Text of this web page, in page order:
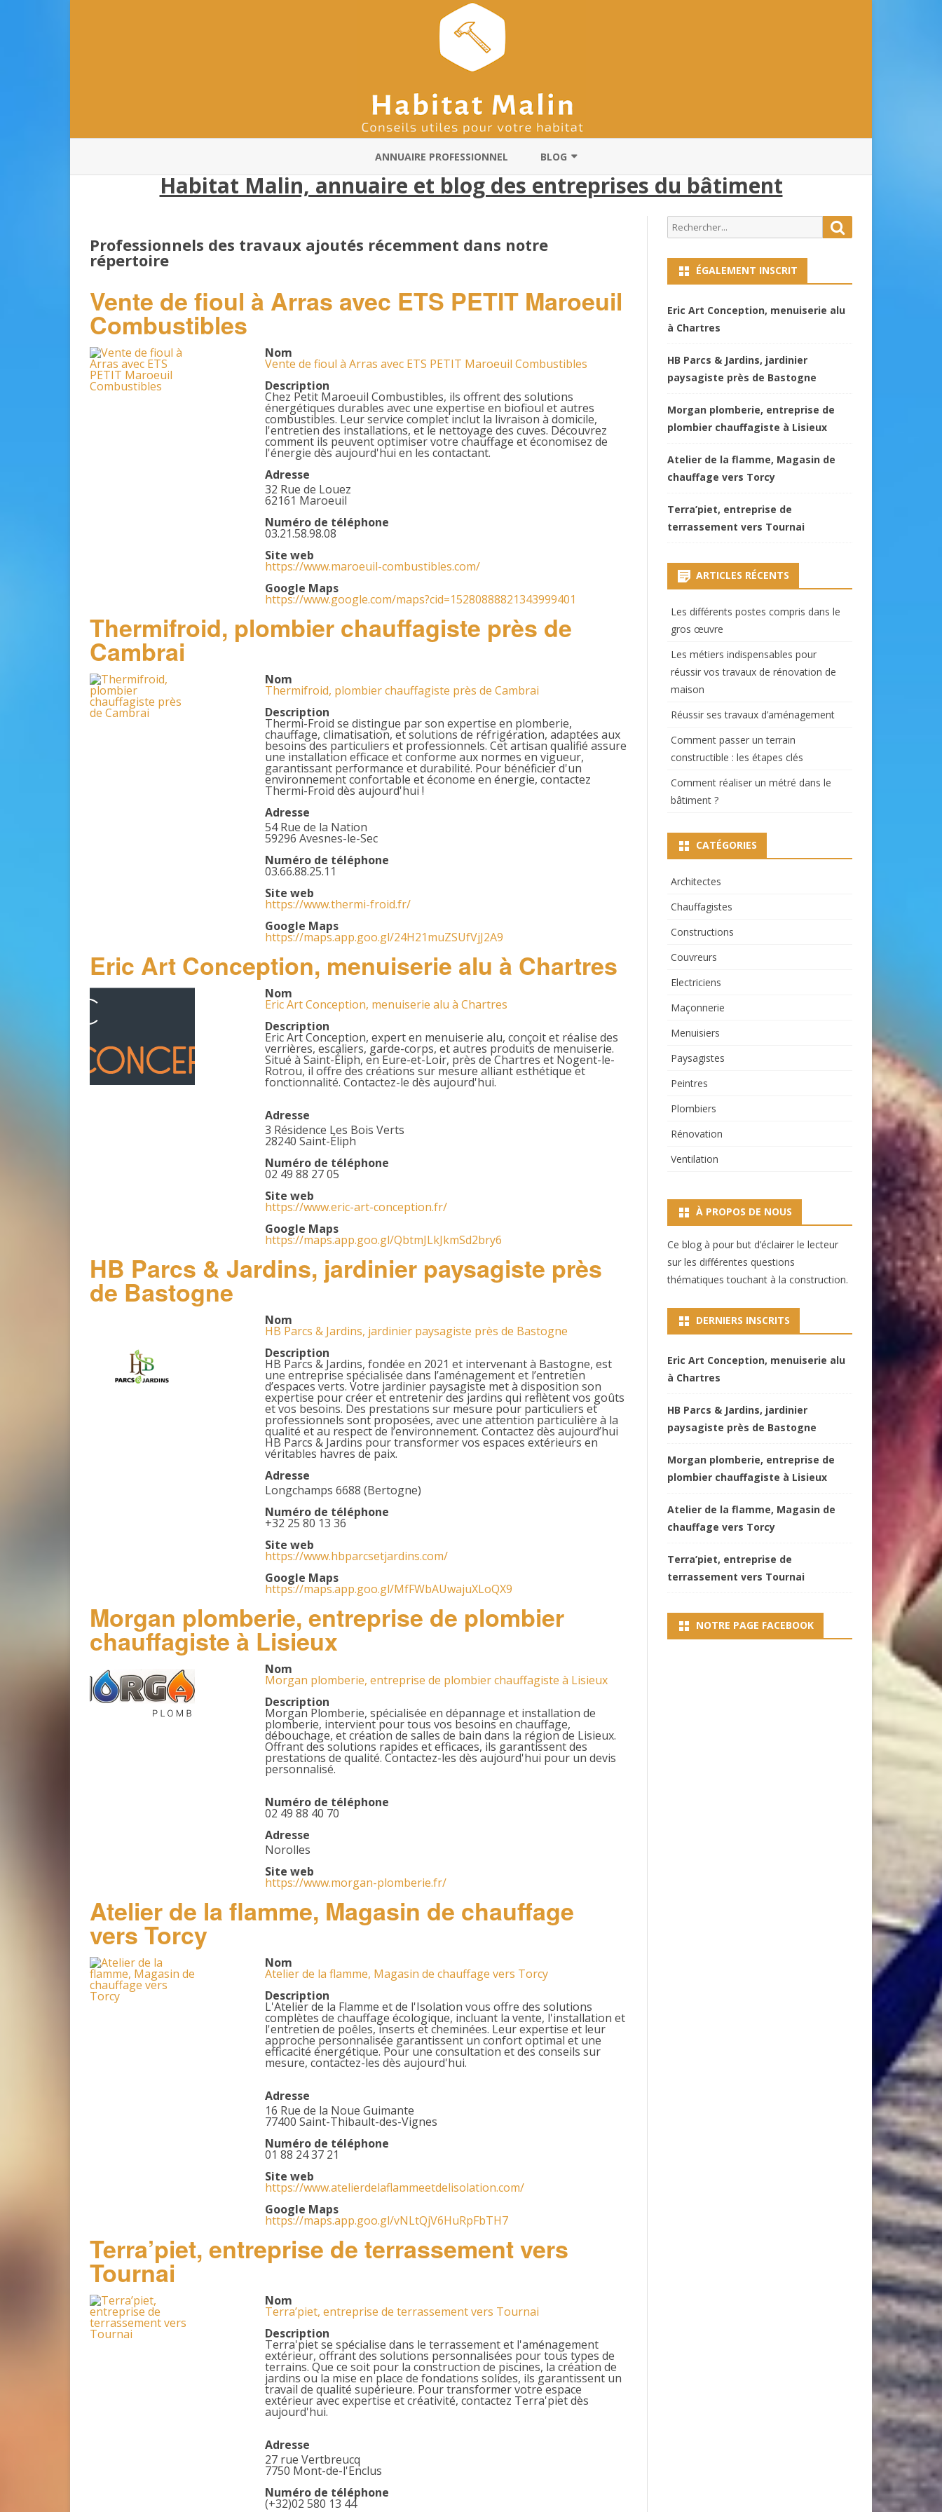
to
ANNUAIRE PROFESSIONNEL BLOG
ARCHITECTES
DÉMÉNAGEMENT
PLOMBIERS
PAYSAGISTES
MAÇONNERIE
ELECTRICIENS
Habitat Malin, annuaire et blog des entreprises du bâtiment
Professionnels des travaux ajoutés récemment dans notre
répertoire
Vente de fioul à Arras avec ETS PETIT Maroeuil
Combustibles
Nom
Vente de fioul à Arras avec ETS PETIT Maroeuil Combustibles
Description
Chez Petit Maroeuil Combustibles, ils offrent des solutions
énergétiques durables avec une expertise en biofioul et autres
combustibles. Leur service complet inclut la livraison à domicile,
l'entretien des installations, et le nettoyage des cuves. Découvrez
comment ils peuvent optimiser votre chauffage et économisez de
l'énergie dès aujourd'hui en les contactant.
Adresse
32 Rue de Louez
62161 Maroeuil
Numéro de téléphone
03.21.58.98.08
Site web
https://www.maroeuil-combustibles.com/
Google Maps
https://www.google.com/maps?cid=15280888821343999401
Thermifroid, plombier chauffagiste près de
Cambrai
Nom
Thermifroid, plombier chauffagiste près de Cambrai
Description
Thermi-Froid se distingue par son expertise en plomberie,
chauffage, climatisation, et solutions de réfrigération, adaptées aux
besoins des particuliers et professionnels. Cet artisan qualifié assure
une installation efficace et conforme aux normes en vigueur,
garantissant performance et durabilité. Pour bénéficier d'un
environnement confortable et économe en énergie, contactez
Thermi-Froid dès aujourd'hui !
Adresse
54 Rue de la Nation
59296 Avesnes-le-Sec
Numéro de téléphone
03.66.88.25.11
Site web
https://www.thermi-froid.fr/
Google Maps
https://maps.app.goo.gl/24H21muZSUfVjJ2A9
Eric Art Conception, menuiserie alu à Chartres
Nom
Eric Art Conception, menuiserie alu à Chartres
Description
Eric Art Conception, expert en menuiserie alu, conçoit et réalise des
verrières, escaliers, garde-corps, et autres produits de menuiserie.
Situé à Saint-Éliph, en Eure-et-Loir, près de Chartres et Nogent-le-
Rotrou, il offre des créations sur mesure alliant esthétique et
fonctionnalité. Contactez-le dès aujourd'hui.
Adresse
3 Résidence Les Bois Verts
28240 Saint-Éliph
Numéro de téléphone
02 49 88 27 05
Site web
https://www.eric-art-conception.fr/
Google Maps
https://maps.app.goo.gl/QbtmJLkJkmSd2bry6
HB Parcs & Jardins, jardinier paysagiste près
de Bastogne
Nom
HB Parcs & Jardins, jardinier paysagiste près de Bastogne
Description
HB Parcs & Jardins, fondée en 2021 et intervenant à Bastogne, est
une entreprise spécialisée dans l’aménagement et l’entretien
d’espaces verts. Votre jardinier paysagiste met à disposition son
expertise pour créer et entretenir des jardins qui reflètent vos goûts
et vos besoins. Des prestations sur mesure pour particuliers et
professionnels sont proposées, avec une attention particulière à la
qualité et au respect de l’environnement. Contactez dès aujourd’hui
HB Parcs & Jardins pour transformer vos espaces extérieurs en
véritables havres de paix.
Adresse
Longchamps 6688 (Bertogne)
Numéro de téléphone
+32 25 80 13 36
Site web
https://www.hbparcsetjardins.com/
Google Maps
https://maps.app.goo.gl/MfFWbAUwajuXLoQX9
Morgan plomberie, entreprise de plombier
chauffagiste à Lisieux
Nom
Morgan plomberie, entreprise de plombier chauffagiste à Lisieux
Description
Morgan Plomberie, spécialisée en dépannage et installation de
plomberie, intervient pour tous vos besoins en chauffage,
débouchage, et création de salles de bain dans la région de Lisieux.
Offrant des solutions rapides et efficaces, ils garantissent des
prestations de qualité. Contactez-les dès aujourd'hui pour un devis
personnalisé.
Numéro de téléphone
02 49 88 40 70
Adresse
Norolles
Site web
https://www.morgan-plomberie.fr/
Atelier de la flamme, Magasin de chauffage
vers Torcy
Nom
Atelier de la flamme, Magasin de chauffage vers Torcy
Description
L'Atelier de la Flamme et de l'Isolation vous offre des solutions
complètes de chauffage écologique, incluant la vente, l'installation et
l'entretien de poêles, inserts et cheminées. Leur expertise et leur
approche personnalisée garantissent un confort optimal et une
efficacité énergétique. Pour une consultation et des conseils sur
mesure, contactez-les dès aujourd'hui.
Adresse
16 Rue de la Noue Guimante
77400 Saint-Thibault-des-Vignes
Numéro de téléphone
01 88 24 37 21
Site web
https://www.atelierdelaflammeetdelisolation.com/
Google Maps
https://maps.app.goo.gl/vNLtQjV6HuRpFbTH7
Terra’piet, entreprise de terrassement vers
Tournai
Nom
Terra’piet, entreprise de terrassement vers Tournai
Description
Terra'piet se spécialise dans le terrassement et l'aménagement
extérieur, offrant des solutions personnalisées pour tous types de
terrains. Que ce soit pour la construction de piscines, la création de
jardins ou la mise en place de fondations solides, ils garantissent un
travail de qualité supérieure. Pour transformer votre espace
extérieur avec expertise et créativité, contactez Terra'piet dès
aujourd'hui.
Adresse
27 rue Vertbreucq
7750 Mont-de-l'Enclus
Numéro de téléphone
(+32)02 580 13 44
Search
for:
ÉGALEMENT INSCRIT
Eric Art Conception, menuiserie alu
à Chartres
HB Parcs & Jardins, jardinier
paysagiste près de Bastogne
Morgan plomberie, entreprise de
plombier chauffagiste à Lisieux
Atelier de la flamme, Magasin de
chauffage vers Torcy
Terra’piet, entreprise de
terrassement vers Tournai
ARTICLES RÉCENTS
Les différents postes compris dans le
gros œuvre
Les métiers indispensables pour
réussir vos travaux de rénovation de
maison
Réussir ses travaux d’aménagement
Comment passer un terrain
constructible : les étapes clés
Comment réaliser un métré dans le
bâtiment ?
CATÉGORIES
Architectes
Chauffagistes
Constructions
Couvreurs
Electriciens
Maçonnerie
Menuisiers
Paysagistes
Peintres
Plombiers
Rénovation
Ventilation
À PROPOS DE NOUS
Ce blog à pour but d’éclairer le lecteur
sur les différentes questions
thématiques touchant à la construction.
DERNIERS INSCRITS
Eric Art Conception, menuiserie alu
à Chartres
HB Parcs & Jardins, jardinier
paysagiste près de Bastogne
Morgan plomberie, entreprise de
plombier chauffagiste à Lisieux
Atelier de la flamme, Magasin de
chauffage vers Torcy
Terra’piet, entreprise de
terrassement vers Tournai
NOTRE PAGE FACEBOOK